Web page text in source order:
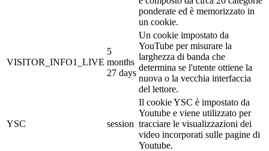
ponderate ed è memorizzato in
un cookie.
VISITOR_INFO1_LIVE
5
months
27 days
Un cookie impostato da
YouTube per misurare la
larghezza di banda che
determina se l'utente ottiene la
nuova o la vecchia interfaccia
del lettore.
YSC session
Il cookie YSC è impostato da
Youtube e viene utilizzato per
tracciare le visualizzazioni dei
video incorporati sulle pagine di
Youtube.